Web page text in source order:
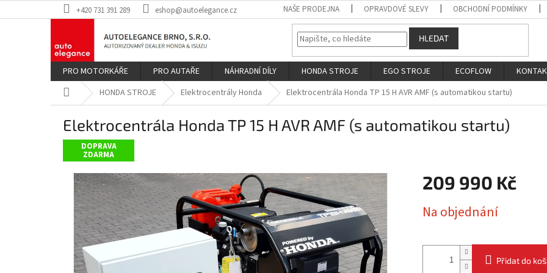
na
+420 731 391 289 eshop@autoelegance.cz NAŠE PRODEJNA OPRAVDOVÉ SLEVY OBCHODNÍ PODMÍNKY
HLEDAT
PRO MOTORKÁŘE PRO AUTAŘE NÁHRADNÍ DÍLY HONDA STROJE EGO STROJE ECOFLOW
Domů HONDA STROJE Elektrocentrály Honda Elektrocentrála Honda TP 15 H AVR AMF (s automatikou startu)
Elektrocentrála Honda TP 15 H AVR AMF (s automatikou startu)
DOPRAVA
ZDARMA
209 990 Kč
cena:
Na objednání
Přidat do